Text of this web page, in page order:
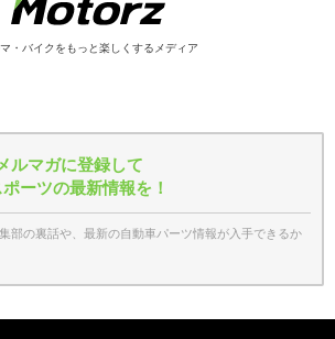
・バイクをもっと楽しくするメディア
ルマガに登録して
ーツの最新情報を！
部の裏話や、最新の自動車パーツ情報が入手できるか